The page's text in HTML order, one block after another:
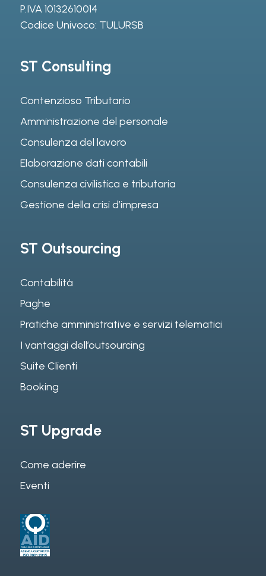
P.IVA 10132610014
Codice Univoco: TULURSB
ST Consulting
Contenzioso Tributario
Amministrazione del personale
Consulenza del lavoro
Elaborazione dati contabili
Consulenza civilistica e tributaria
Gestione della crisi d’impresa
ST Outsourcing
Contabilità
Paghe
Pratiche amministrative e servizi telematici
I vantaggi dell’outsourcing
Suite Clienti
Booking
ST Upgrade
Come aderire
Eventi